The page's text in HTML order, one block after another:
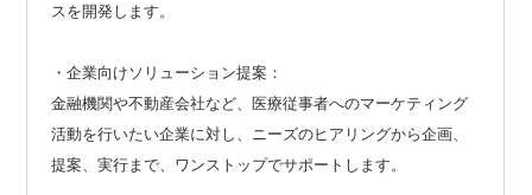
スを開発します。
・企業向けソリューション提案：
金融機関や不動産会社など、医療従事者へのマーケティング
活動を行いたい企業に対し、ニーズのヒアリングから企画、
提案、実行まで、ワンストップでサポートします。